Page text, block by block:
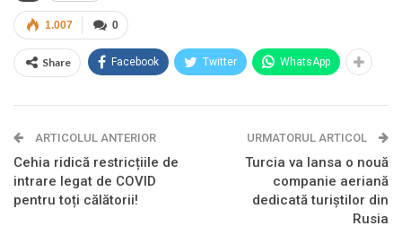
0
1.007
Share Facebook Twitter WhatsApp
ARTICOLUL ANTERIOR
Cehia ridică restricțiile de
intrare legat de COVID
pentru toți călătorii!
URMATORUL ARTICOL
Turcia va lansa o nouă
companie aeriană
dedicată turiștilor din
Rusia